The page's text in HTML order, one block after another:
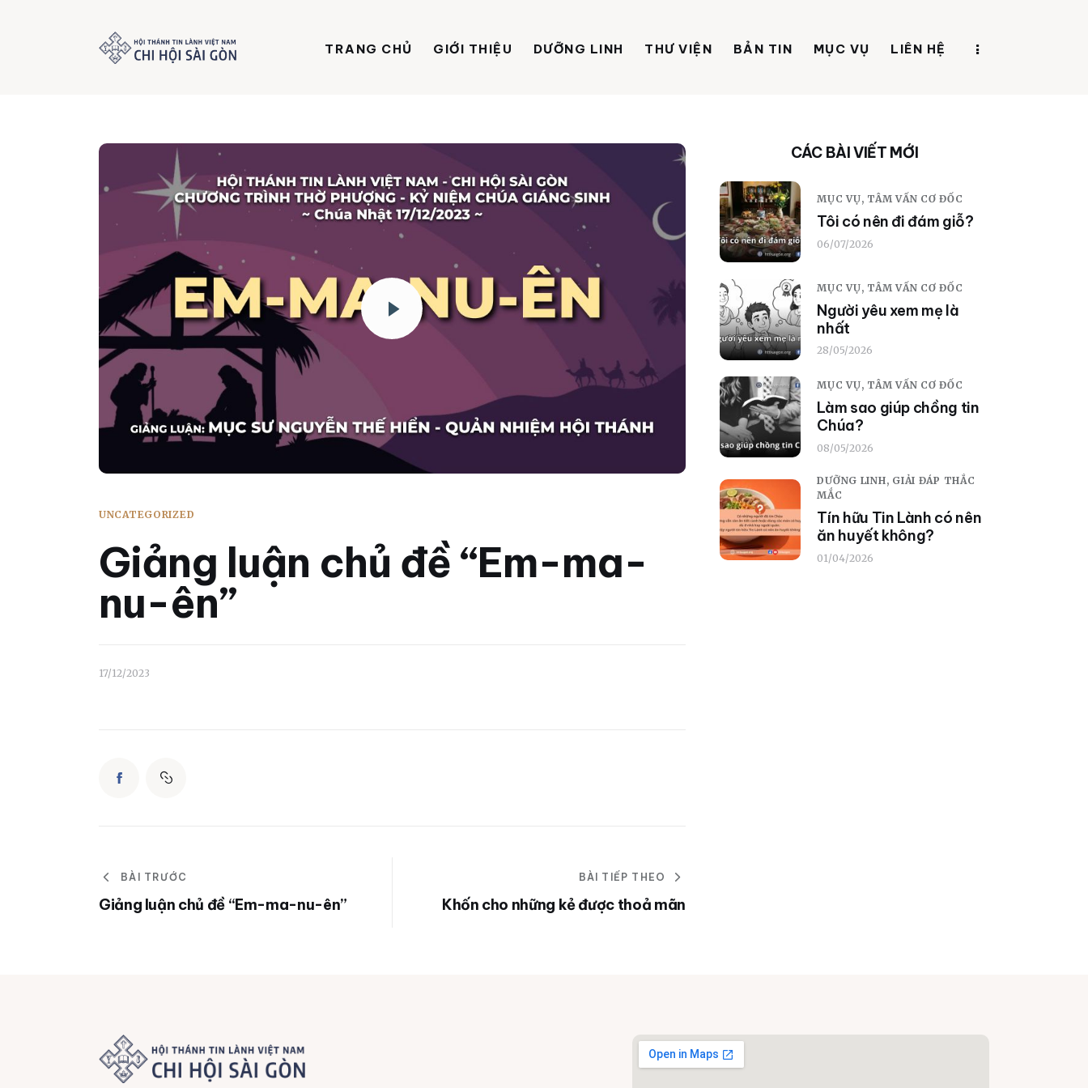
TRANG CHỦ GIỚI THIỆU DƯỠNG LINH THƯ VIỆN BẢN TIN MỤC VỤ LIÊN HỆ
UNCATEGORIZED
Giảng luận chủ đề “Em-ma-
nu-ên”
17/12/2023
BÀI TRƯỚC
Giảng luận chủ đề “Em-ma-nu-ên”
BÀI TIẾP THEO
Khốn cho những kẻ được thoả mãn
CÁC BÀI VIẾT MỚI
MỤC VỤ, TÂM VẤN CƠ ĐỐC
Tôi có nên đi đám giỗ?
06/07/2026
MỤC VỤ, TÂM VẤN CƠ ĐỐC
Người yêu xem mẹ là
nhất
28/05/2026
MỤC VỤ, TÂM VẤN CƠ ĐỐC
Làm sao giúp chồng tin
Chúa?
08/05/2026
DƯỠNG LINH, GIẢI ĐÁP THẮC
MẮC
Tín hữu Tin Lành có nên
ăn huyết không?
01/04/2026